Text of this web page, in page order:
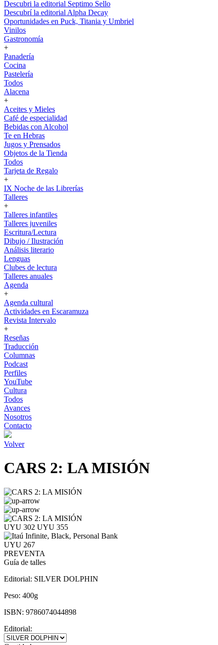
Descubri la editorial Septimo Sello
Descubrí la editorial Alpha Decay
Oportunidades en Puck, Titania y Umbriel
Vinilos
Gastronomía
+
Panadería
Cocina
Pastelería
Todos
Alacena
+
Aceites y Mieles
Café de especialidad
Bebidas con Alcohol
Te en Hebras
Jugos y Prensados
Objetos de la Tienda
Todos
Tarjeta de Regalo
+
IX Noche de las Librerías
Talleres
+
Talleres infantiles
Talleres juveniles
Escritura/Lectura
Dibujo / Ilustración
Análisis literario
Lenguas
Clubes de lectura
Talleres anuales
Agenda
+
Agenda cultural
Actividades en Escaramuza
Revista Intervalo
+
Reseñas
Traducción
Columnas
Podcast
Perfiles
YouTube
Cultura
Todos
Avances
Nosotros
Contacto
Volver
CARS 2: LA MISIÓN
UYU 302 UYU 355
UYU 267
PREVENTA
Guía de talles
Editorial: SILVER DOLPHIN
Peso: 400g
ISBN: 9786074044898
Editorial: